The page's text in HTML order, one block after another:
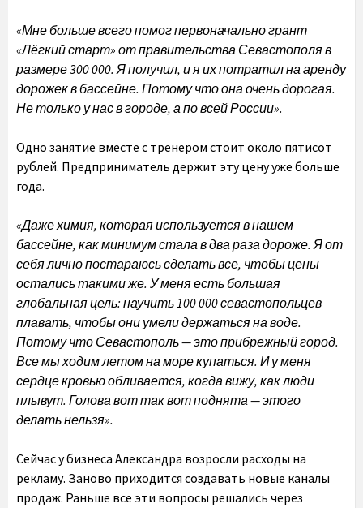
«Мне больше всего помог первоначально грант
«Лёгкий старт» от правительства Севастополя в
размере 300 000. Я получил, и я их потратил на аренду
дорожек в бассейне. Потому что она очень дорогая.
Не только у нас в городе, а по всей России».
Одно занятие вместе с тренером стоит около пятисот
рублей. Предприниматель держит эту цену уже больше
года.
«Даже химия, которая используется в нашем
бассейне, как минимум стала в два раза дороже. Я от
себя лично постараюсь сделать все, чтобы цены
остались такими же. У меня есть большая
глобальная цель: научить 100 000 севастопольцев
плавать, чтобы они умели держаться на воде.
Потому что Севастополь — это прибрежный город.
Все мы ходим летом на море купаться. И у меня
сердце кровью обливается, когда вижу, как люди
плывут. Голова вот так вот поднята — этого
делать нельзя».
Сейчас у бизнеса Александра возросли расходы на
рекламу. Заново приходится создавать новые каналы
продаж. Раньше все эти вопросы решались через